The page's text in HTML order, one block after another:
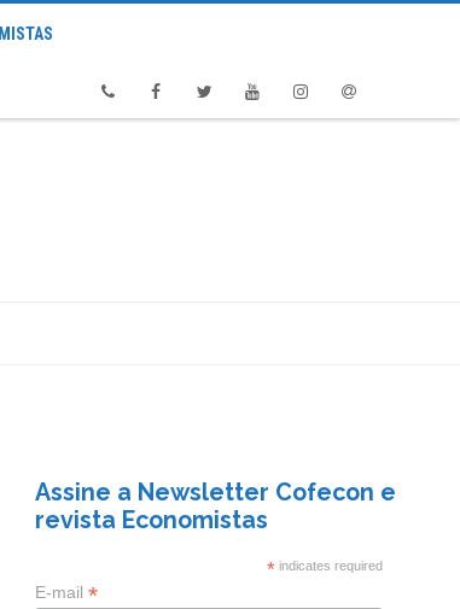
Assine a Newsletter Cofecon e
revista Economistas
* indicates required
E-mail *